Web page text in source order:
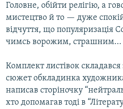
Головне, обійти релігію, а
мистецтво й то — дуже
відчуття, що популяризація
чимсь ворожим, страшним...
Комплект листівок складався
сюжет обкладинка
написав сторіночку
хто допомагав тоді в